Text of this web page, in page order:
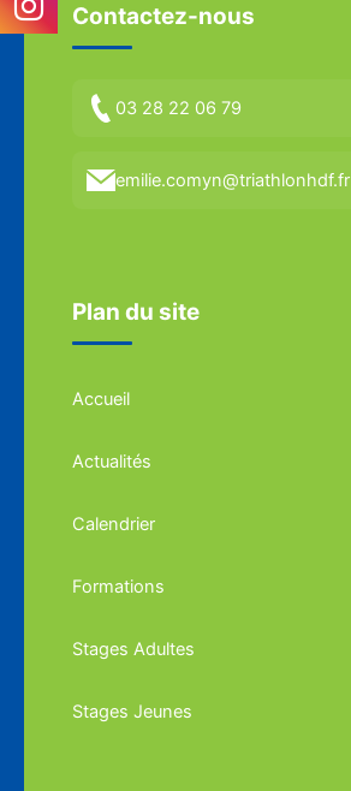
Contactez-nous
03 28 22 06 79
emilie.comyn@triathlonhdf.fr
Plan du site
Accueil
Actualités
Calendrier
Formations
Stages Adultes
Stages Jeunes